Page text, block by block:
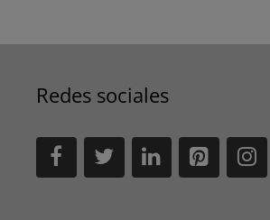
Redes sociales